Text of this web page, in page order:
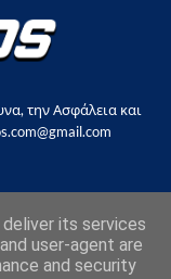
την Ασφάλεια και
its services
user-agent are
and security